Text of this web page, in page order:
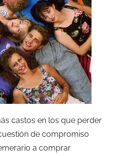
castos en los que perder
de compromiso
a comprar